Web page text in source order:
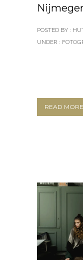
POSTED BY :
UNDER :
READ MORE